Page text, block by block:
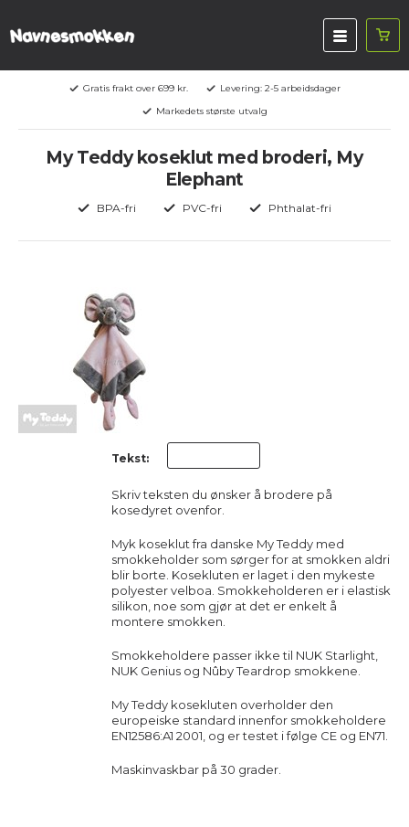
Gratis frakt over 699 kr.
Levering: 2-5 arbeidsdager
Markedets største utvalg
My Teddy koseklut med broderi, My
Elephant
BPA-fri PVC-fri Phthalat-fri
Tekst:
Skriv teksten du ønsker å brodere på
kosedyret ovenfor.
Myk koseklut fra danske My Teddy med
smokkeholder som sørger for at smokken aldri
blir borte. Kosekluten er laget i den mykeste
polyester velboa. Smokkeholderen er i elastisk
silikon, noe som gjør at det er enkelt å
montere smokken.
Smokkeholdere passer ikke til NUK Starlight,
NUK Genius og Nûby Teardrop smokkene.
My Teddy kosekluten overholder den
europeiske standard innenfor smokkeholdere
EN12586:A1 2001, og er testet i følge CE og EN71.
Maskinvaskbar på 30 grader.